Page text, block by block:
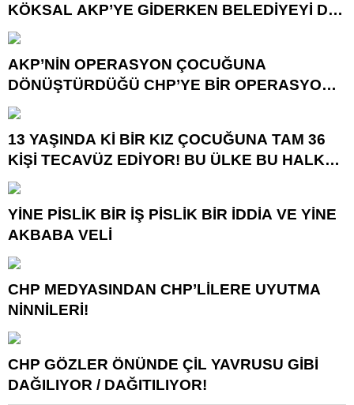
KÖKSAL AKP’YE GİDERKEN BELEDİYEYİ DE
GÖTÜRÜYOR!
AKP’NİN OPERASYON ÇOCUĞUNA
DÖNÜŞTÜRDÜĞÜ CHP’YE BİR OPERASYON
DAHA!
13 YAŞINDA Kİ BİR KIZ ÇOCUĞUNA TAM 36
KİŞİ TECAVÜZ EDİYOR! BU ÜLKE BU HALK
NEREYE SAVRULDU NASIL SAVRULDU!
YİNE PİSLİK BİR İŞ PİSLİK BİR İDDİA VE YİNE
AKBABA VELİ
CHP MEDYASINDAN CHP’LİLERE UYUTMA
NİNNİLERİ!
CHP GÖZLER ÖNÜNDE ÇİL YAVRUSU GİBİ
DAĞILIYOR / DAĞITILIYOR!